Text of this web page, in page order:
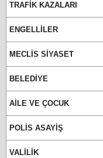
TRAFİK KAZALARI
ENGELLİLER
MECLİS SİYASET
BELEDİYE
AİLE VE ÇOCUK
POLİS ASAYİŞ
VALİLİK